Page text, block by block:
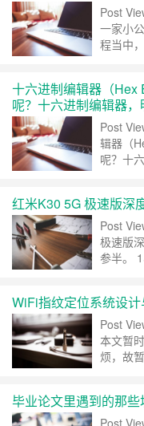
Post
一家小
程当中
面试地
办公楼
读 »
十六进制编辑器（Hex
呢？十六进制编辑器，
Post
辑器（
呢？十
的是二
要说起
红米K30 5G 极速版深
Post
极速版
参半。
米的这
民。高
WiFi指纹定位系统设计
Post
本文暂
烦，故
文全文
设计与
毕业论文里遇到的那些
Post